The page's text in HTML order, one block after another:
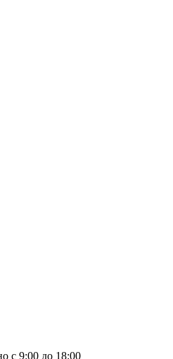
с 9:00 до 18:00